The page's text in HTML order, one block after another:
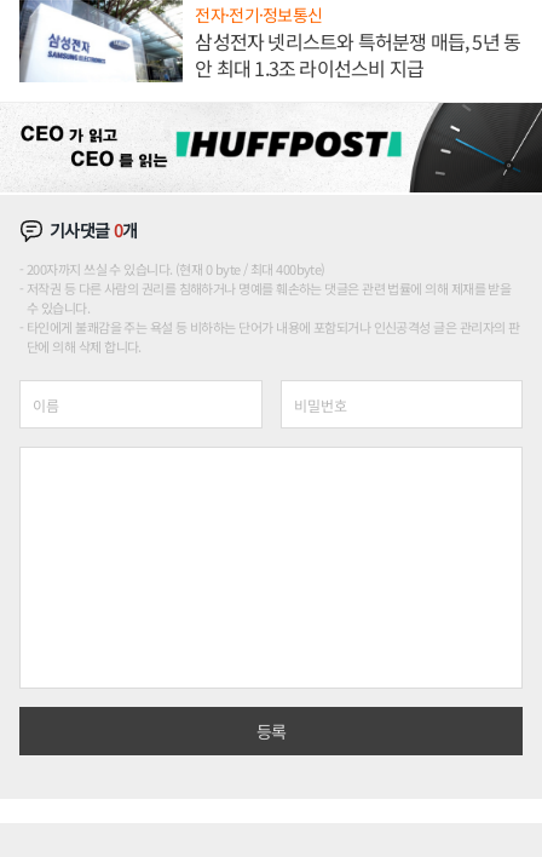
전자·전기·정보통신
삼성전자 넷리스트와 특허분쟁 매듭, 5년 동
안 최대 1.3조 라이선스비 지급
기사댓글0개
200자까지 쓰실 수 있습니다. (현재 0 byte / 최대 400byte)
저작권 등 다른 사람의 권리를 침해하거나 명예를 훼손하는 댓글은 관련 법률에 의해 제재를 받을
수 있습니다.
타인에게 불쾌감을 주는 욕설 등 비하하는 단어가 내용에 포함되거나 인신공격성 글은 관리자의 판
단에 의해 삭제 합니다.